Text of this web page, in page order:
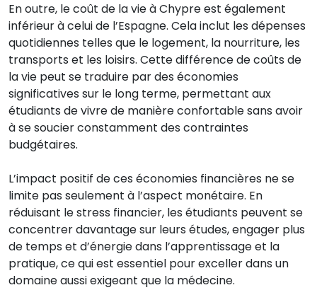
En outre, le coût de la vie à Chypre est également
inférieur à celui de l’Espagne. Cela inclut les dépenses
quotidiennes telles que le logement, la nourriture, les
transports et les loisirs. Cette différence de coûts de
la vie peut se traduire par des économies
significatives sur le long terme, permettant aux
étudiants de vivre de manière confortable sans avoir
à se soucier constamment des contraintes
budgétaires.
L’impact positif de ces économies financières ne se
limite pas seulement à l’aspect monétaire. En
réduisant le stress financier, les étudiants peuvent se
concentrer davantage sur leurs études, engager plus
de temps et d’énergie dans l’apprentissage et la
pratique, ce qui est essentiel pour exceller dans un
domaine aussi exigeant que la médecine.